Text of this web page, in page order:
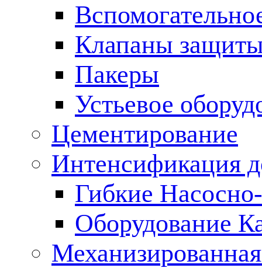
Клапаны
Пакеры
Устьевое
Цементирование
Интенсификация
Гибкие
Оборудование